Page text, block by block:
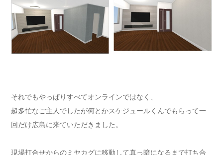
それでもやっぱりすべてオンラインではなく、
超多忙なご主人でしたが何とかスケジュールくんでもらって一
回だけ広島に来ていただきました。
現場打合せからのミヤカグに移動して真っ暗になるまで打ち合